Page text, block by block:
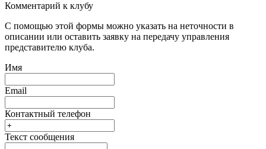
Комментарий к клубу
С помощью этой формы можно указать на неточности в
описании или оставить заявку на передачу управления
представителю клуба.
Имя
Email
Контактный телефон
Текст сообщения